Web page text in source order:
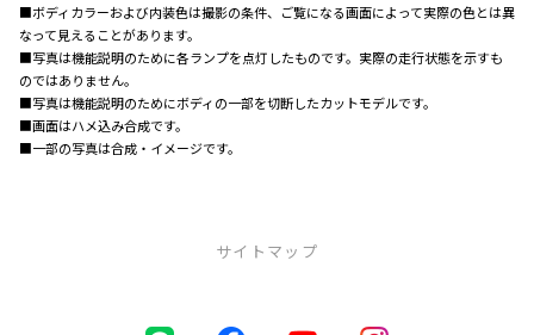
■ボディカラーおよび内装色は撮影の条件、ご覧になる画面によって実際の色とは異
なって見えることがあります。
■写真は機能説明のために各ランプを点灯したものです。実際の走行状態を示すも
のではありません。
■写真は機能説明のためにボディの一部を切断したカットモデルです。
■画面はハメ込み合成です。
■一部の写真は合成・イメージです。
サイトマップ